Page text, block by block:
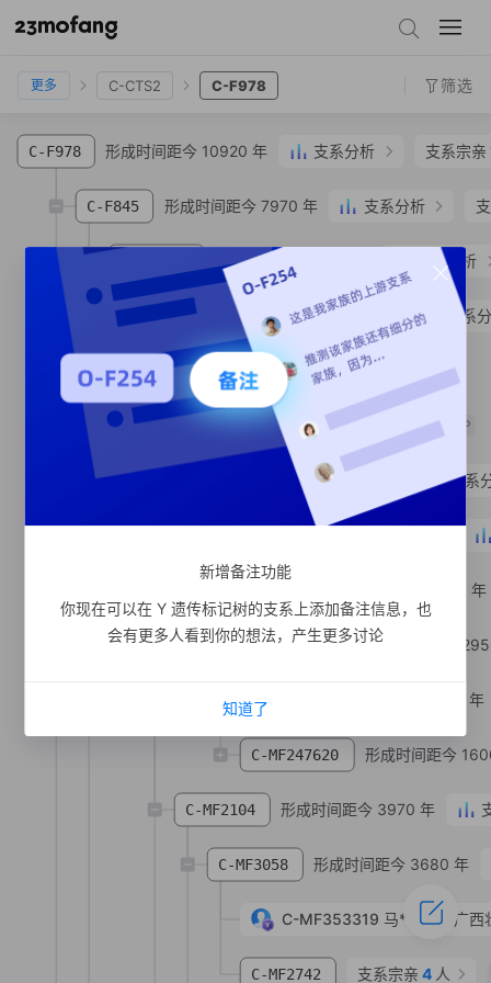
BT-M91
更多 C-CTS2 C-F978 筛选
C-F978 形成时间距今 10920 年 支系分析 支系宗亲
C-F845 形成时间距今 7970 年 支系分析
形成时间距今 5470 年 支系分析
C-MF2745 形成时间距今 1240 年 支系
形成时间距今 5040 年 支系
C-MF3395 支系宗亲2人 SNP
C-MF298269 支系宗亲 SNP
C-MF2104 形成时间距今 3970 年
形成时间距今 3250 年
C-FT339072 形成时间距今 1620 年
C-MF3058 形成时间距今 3680 年
C-MF458941 形成时间距今
C-MF247620 形成时间距今
C-MF353319 马** 汉族 广西
C-MF2742 支系宗亲 4 人
新增备注功能
你现在可以在 Y 遗传标记树的支系上添加备注信息，也
会有更多人看到你的想法，产生更多讨论
知道了